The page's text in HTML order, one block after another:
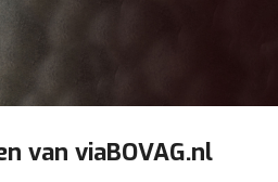
van viaBOVAG.nl